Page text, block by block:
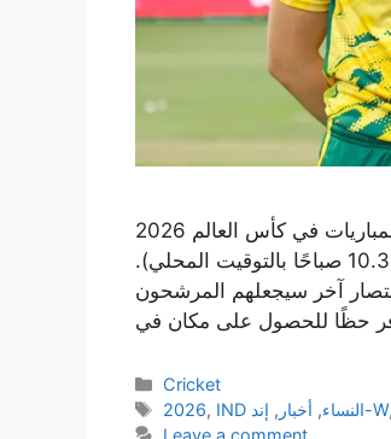
سيتم لعب اثنتين من أهم المباريات في كأس العالم 2026 T20 يوم الأحد. في الأول، سريلانكا سوف تتخذ
على جزر الهند الغربية في بريستول الساعة 9.30 صباحًا بتوقيت جرينتش (10.30 صباحًا بالتوقيت المحلي).
آخر سيجعلهم المرشحون
Categories
Cricket
Tags
2026, IND النساء, أخبار , إند-W,
Leave a comment